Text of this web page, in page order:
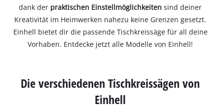
dank der praktischen Einstellmöglichkeiten sind deiner
Kreativität im Heimwerken nahezu keine Grenzen gesetzt.
Einhell bietet dir die passende Tischkreissäge für all deine
Vorhaben. Entdecke jetzt alle Modelle von Einhell!
Die verschiedenen Tischkreissägen von
Einhell